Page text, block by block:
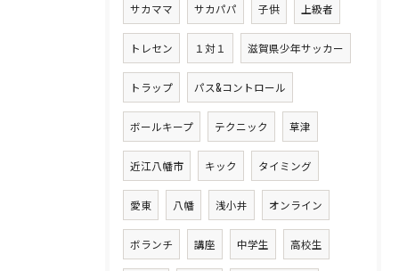
サカママ サカパパ 子供 上級者
トレセン １対１ 滋賀県少年サッカー
トラップ パス&コントロール
ボールキープ テクニック 草津
近江八幡市 キック タイミング
愛東 八幡 浅小井 オンライン
ボランチ 講座 中学生 高校生